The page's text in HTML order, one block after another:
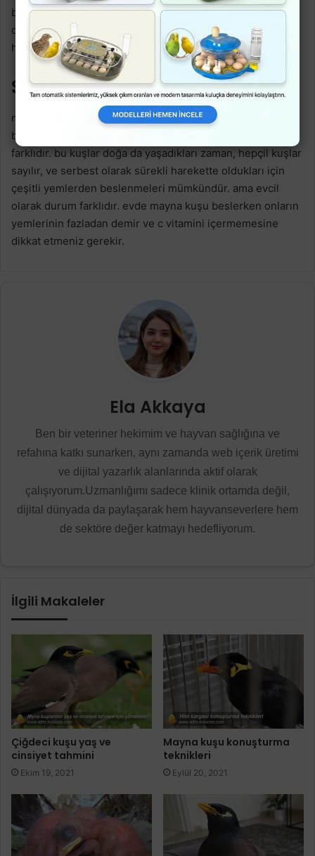
bulunmaktadır. ve demirin vücuttan def edilmesine neden
olur. bu yüzden yabani mayna kuşlarında karaciğer
hastalıkları bulunmamaktadır.
Son söz
mayna kuşları sevimli ve yetenekli kuşlardır. onların
bakımları ve özelliklede beslenmesi diğer kuşlar ile
farklıdır. bu kuşlar doğa da yaşadıkları zaman, hepçil kuşlar
sayılır, ve serbest olarak sürekli harekette oldukları için
çeşitli yemlerden beslenmeleri mümkündür. ama evcil
olarak durum farklıdır. evde mayna kuşu beslerken onların
yemlerinin fazladan demir ve c vitamini içermemesine
dikkat etmeniz gerekir.
Ela Akkaya
Ben bir veteriner hekimim ve hayvan sağlığına ve
refahına katkı sunarken, aynı zamanda web içerik üretimi
ve dijital yazarlık alanlarında aktif olarak
çalışıyorum.Uzmanlığımı sadece klinik ortamda değil,
dijital dünyada da paylaşarak hem hayvanseverlere hem
de sektöre değer katmayı hedefliyorum.
İlgili Makaleler
Çiğdeci kuşu yaş ve
cinsiyet tahmini
Ekim 19, 2021
Mayna kuşu konuşturma
teknikleri
Eylül 20, 2021